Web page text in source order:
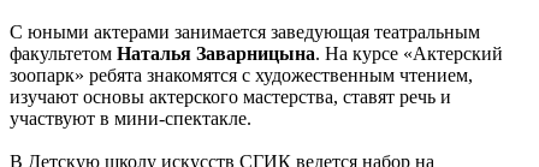
С юными актерами занимается заведующая театральным
факультетом Наталья Заварницына. На курсе «Актерский
зоопарк» ребята знакомятся с художественным чтением,
изучают основы актерского мастерства, ставят речь и
участвуют в мини-спектакле.
В Детскую школу искусств СГИК ведется набор на